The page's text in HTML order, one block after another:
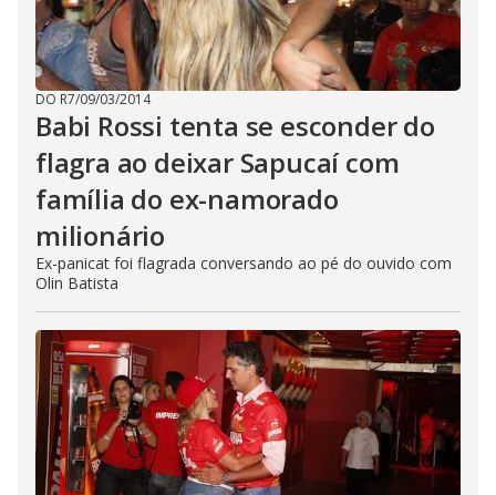
DO R7/09/03/2014
Babi Rossi tenta se esconder do
flagra ao deixar Sapucaí com
família do ex-namorado
milionário
Ex-panicat foi flagrada conversando ao pé do ouvido com
Olin Batista